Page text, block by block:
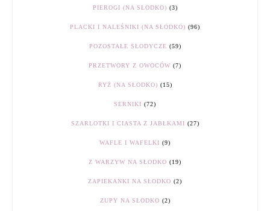
PIEROGI (NA SŁODKO) (3)
PLACKI I NALEŚNIKI (NA SŁODKO) (96)
POZOSTAŁE SŁODYCZE (59)
PRZETWORY Z OWOCÓW (7)
RYŻ (NA SŁODKO) (15)
SERNIKI (72)
SZARLOTKI I CIASTA Z JABŁKAMI (27)
WAFLE I WAFELKI (9)
Z WARZYW NA SŁODKO (19)
ZAPIEKANKI NA SŁODKO (2)
ZUPY NA SŁODKO (2)